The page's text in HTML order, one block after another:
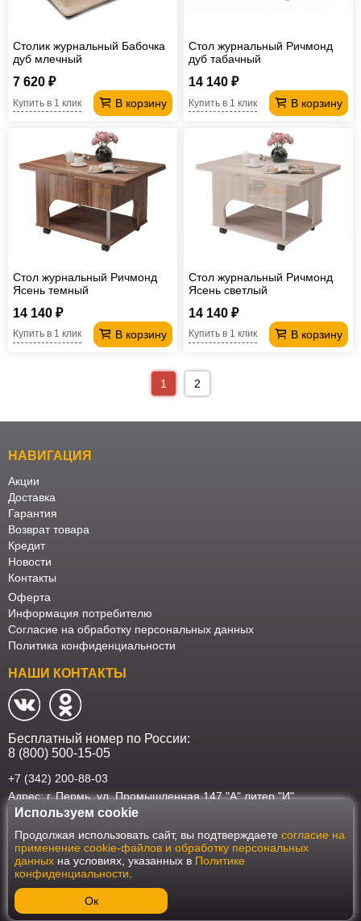
Столик журнальный Бабочка
дуб млечный
7 620 ₽
В корзину
Купить в 1 клик
Стол журнальный Ричмонд
дуб табачный
14 140 ₽
В корзину
Купить в 1 клик
Стол журнальный Ричмонд
Ясень темный
14 140 ₽
В корзину
Купить в 1 клик
Стол журнальный Ричмонд
Ясень светлый
14 140 ₽
В корзину
Купить в 1 клик
1 2
НАВИГАЦИЯ
Акции
Доставка
Гарантия
Возврат товара
Кредит
Новости
Контакты
Оферта
Информация потребителю
Согласие на обработку персональных данных
Политика конфиденциальности
НАШИ КОНТАКТЫ
Бесплатный номер по России:
8 (800) 500-15-05
+7 (342) 200-88-03
Адрес: г. Пермь, ул. Промышленная 147 "А" литер "И"
Наш интернет-магазин работает в соответствии с требованиями
Федерального закона от 27 июля 2006 года №152-ФЗ "О персональных
данных". Оформить заказ на сайте Мебеласка возможно только при
наличии согласия на обработку Ваших персональных данных. Для
улучшения работы сайта и его взаимодействия с пользователями мы
используем файлы cookie. Продолжая пользоваться сайтом, вы
соглашаетесь с использованием cookie.
Используем cookie
Продолжая использовать сайт, вы подтверждаете согласие на
применение cookie-файлов и обработку персональных
данных на условиях, указанных в Политике
конфиденциальности
Ок